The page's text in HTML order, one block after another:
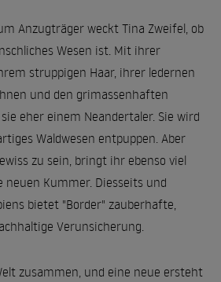
Anzugträger weckt Tina Zweifel, ob
Wesen ist. Mit ihrer
struppigen Haar, ihrer ledernen
und den grimassenhaften
eher einem Neandertaler. Sie wird
Waldwesen entpuppen. Aber
zu sein, bringt ihr ebenso viel
neuen Kummer. Diesseits und
bietet "Border" zauberhafte,
Verunsicherung.
zusammen, und eine neue ersteht